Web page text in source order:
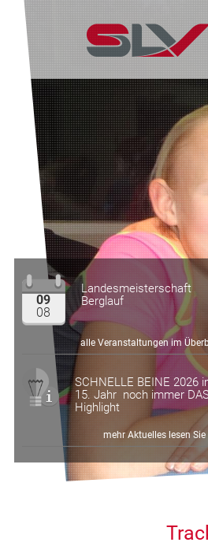
Zum Inhalt
09
08
Landesmeisterschaft
Berglauf
alle Veranstaltungen im
SCHNELLE BEINE 2026
15. Jahr noch immer
Highlight
mehr Aktuelles lesen Sie